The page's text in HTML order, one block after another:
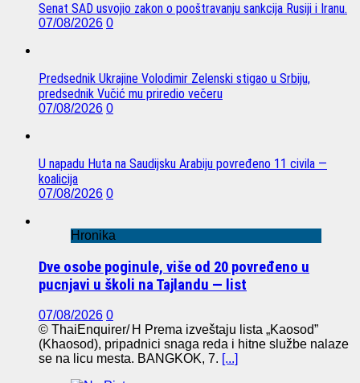
Senat SAD usvojio zakon o pooštravanju sankcija Rusiji i Iranu.
07/08/2026 0
Predsednik Ukrajine Volodimir Zelenski stigao u Srbiju,
predsednik Vučić mu priredio večeru
07/08/2026 0
U napadu Huta na Saudijsku Arabiju povređeno 11 civila —
koalicija
07/08/2026 0
Hronika
Dve osobe poginule, više od 20 povređeno u
pucnjavi u školi na Tajlandu — list
07/08/2026 0
© ThaiEnquirer/ H Prema izveštaju lista „Kaosod”
(Khaosod), pripadnici snaga reda i hitne službe nalaze
se na licu mesta. BANGKOK, 7. [...]